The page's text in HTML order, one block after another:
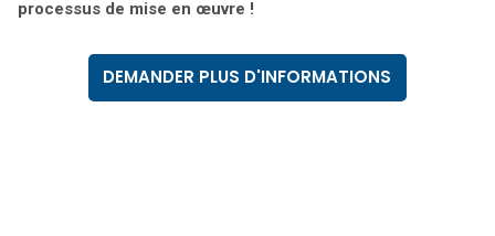
processus de mise en œuvre !
DEMANDER PLUS D'INFORMATIONS